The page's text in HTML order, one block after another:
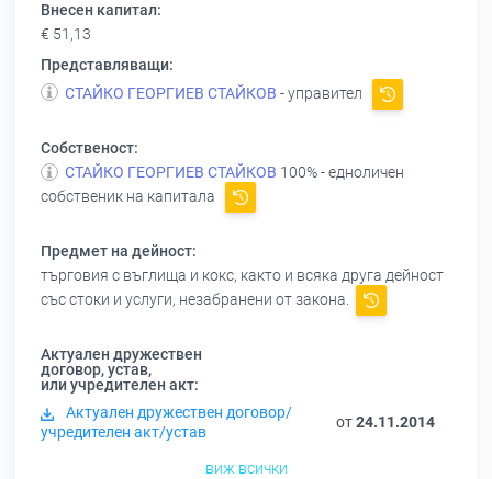
Внесен капитал:
€ 51,13
Представляващи:
СТАЙКО ГЕОРГИЕВ СТАЙКОВ - управител
Собственост:
СТАЙКО ГЕОРГИЕВ СТАЙКОВ 100% - едноличен
собственик на капитала
Предмет на дейност:
търговия с въглища и кокс, както и всяка друга дейност
със стоки и услуги, незабранени от закона.
Актуален дружествен
договор, устав,
или учредителен акт:
Актуален дружествен договор/
учредителен акт/устав
от24.11.2014
виж всички